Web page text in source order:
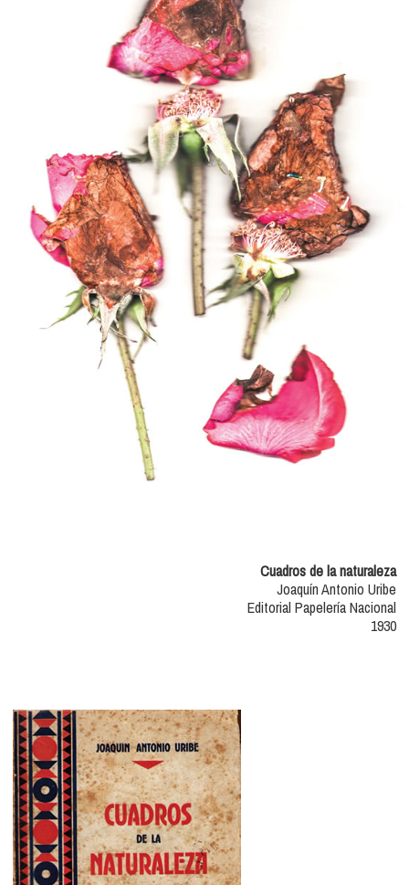
Cuadros de la naturaleza
Joaquín Antonio Uribe
Editorial Papelería Nacional
1930